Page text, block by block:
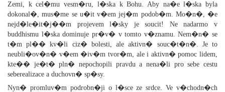
Zemi, k cel�mu vesm�ru, l�ska k Bohu. Aby na�e l�ska byla
dokonal�, mus�me se u�it v�em jej�m podob�m. Mo�n�, �e
nejd�le�it�j��m projevem l�sky je soucit! Ne nadarmo v
buddhismu l�ska dominuje pr�v� v tomto v�znamu. Nem�n� se
t�m pl�� kv�li ciz� bolesti, ale aktivn� souc�t�n�. Je to
neubli�ov�n� v�em �iv�m tvor�m, ale i aktivn� pomoc lidem,
kte�� je�t� pln� nepochopili pravdu a nena�li pro sebe cestu
seberealizace a duchovn� sp�sy.
Nyn� promluv�m podrobn�ji o l�sce ze srdce. Ve v�chodn�ch